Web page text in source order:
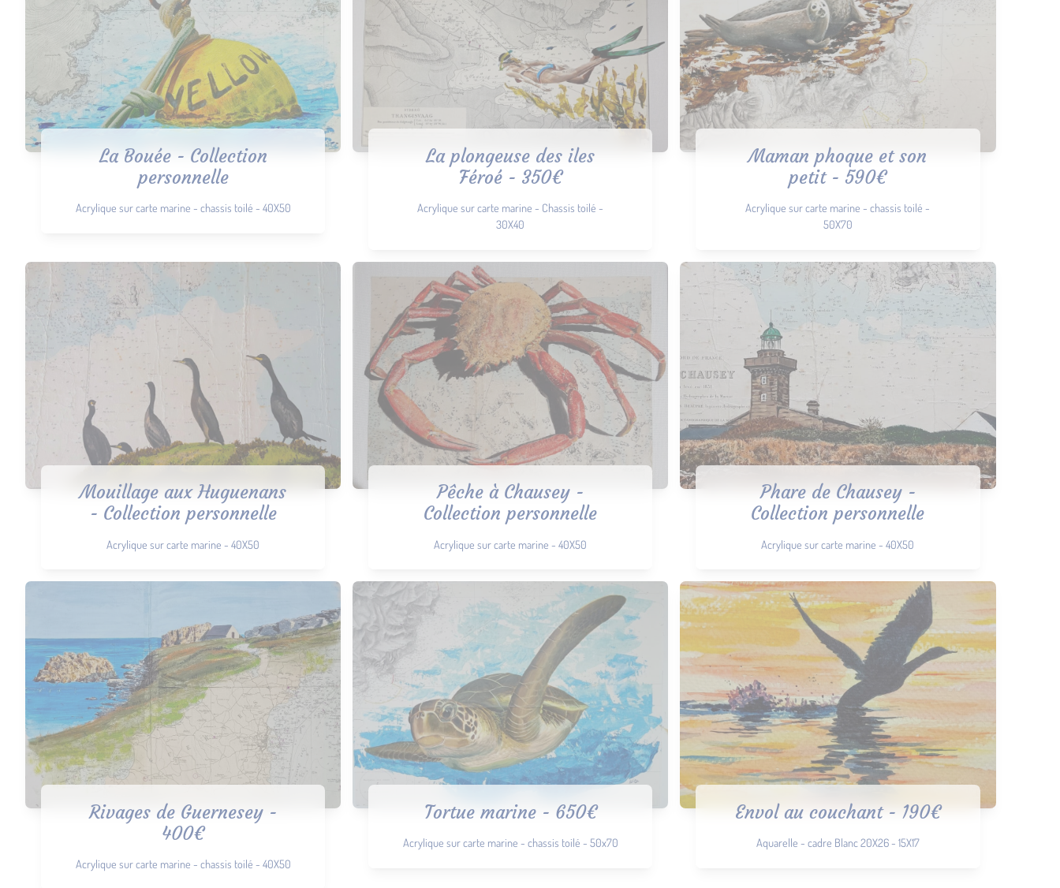
La Bouée - Collection
personnelle
Acrylique sur carte marine - chassis toilé - 40X50
La plongeuse des iles
Féroé - 350€
Acrylique sur carte marine - Chassis toilé -
30X40
Maman phoque et son
petit - 590€
Acrylique sur carte marine - chassis toilé -
50X70
Mouillage aux Huguenans
- Collection personnelle
Acrylique sur carte marine - 40X50
Pêche à Chausey -
Collection personnelle
Acrylique sur carte marine - 40X50
Phare de Chausey -
Collection personnelle
Acrylique sur carte marine - 40X50
Rivages de Guernesey -
400€
Acrylique sur carte marine - chassis toilé - 40X50
Tortue marine - 650€
Acrylique sur carte marine - chassis toilé - 50x70
Envol au couchant - 190€
Aquarelle - cadre Blanc 20X26 - 15X17